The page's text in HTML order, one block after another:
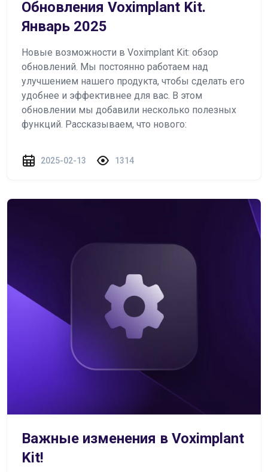
Обновления Voximplant Kit.
Январь 2025
Новые возможности в Voximplant Kit: обзор
обновлений. Мы постоянно работаем над
улучшением нашего продукта, чтобы сделать его
удобнее и эффективнее для вас. В этом
обновлении мы добавили несколько полезных
функций. Рассказываем, что нового:
2025-02-13 1314
Важные изменения в Voximplant
Kit!